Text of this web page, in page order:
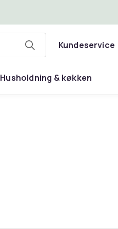
Kundeservice
Husholdning & køkken